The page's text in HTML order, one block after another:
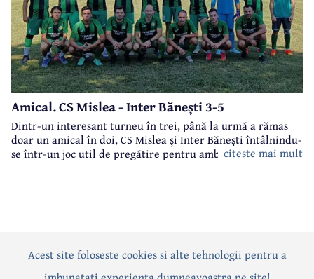
Amical. CS Mislea - Inter Bănești 3-5
Dintr-un interesant turneu în trei, până la urmă a rămas
doar un amical în doi, CS Mislea și Inter Bănești întâlnindu-
se într-un joc util de pregătire pentru ambele formații.
citeste mai mult
ActualitatePoliticăSocialEvenimentInterviuri
Acest site foloseste cookies si alte tehnologii pentru a